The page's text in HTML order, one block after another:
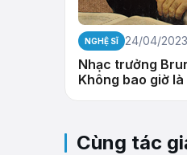
NGHỆ SĨ 24/04/2023
Nhạc trưởng
Không bao giờ
Cùng tác